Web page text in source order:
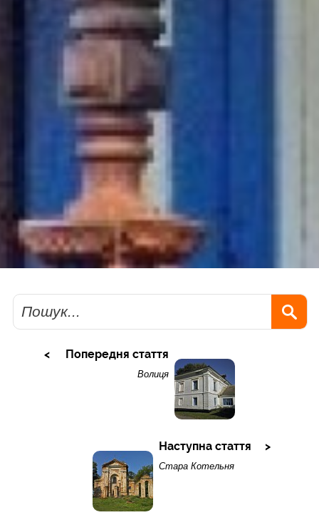
Пошук
Попередня стаття
Волиця
Наступна стаття
Стара Котельня